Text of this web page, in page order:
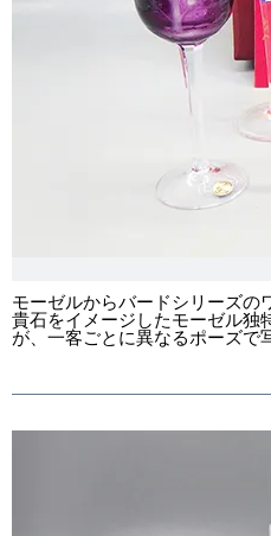
モーゼルからバードシリーズの
貴石をイメージしたモーゼル独
が、一客ごとに異なるポーズで